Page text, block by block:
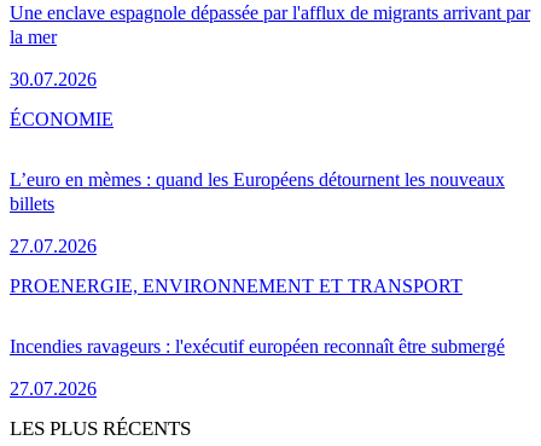
Une enclave espagnole dépassée par l'afflux de migrants arrivant par
la mer
30.07.2026
L’euro en mèmes : quand les Européens détournent les nouveaux
billets
27.07.2026
ÉCONOMIE
Incendies ravageurs : l'exécutif européen reconnaît être submergé
27.07.2026
PROENERGIE, ENVIRONNEMENT ET TRANSPORT
LES PLUS RÉCENTS